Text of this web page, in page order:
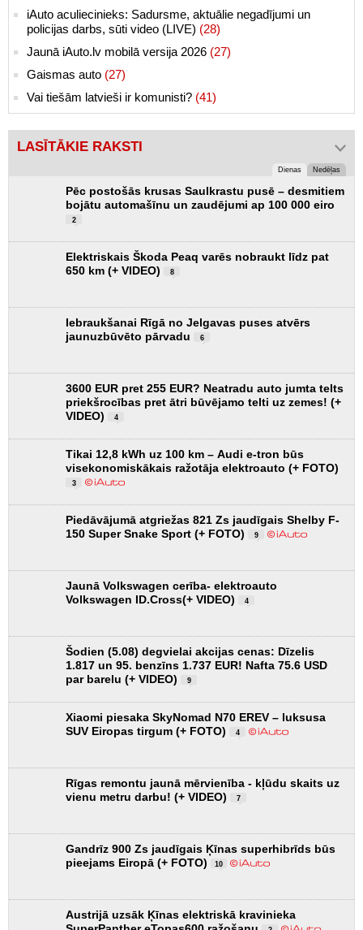
iAuto aculiecinieks: Sadursme, aktuālie negadījumi un
policijas darbs, sūti video (LIVE) (28)
Jaunā iAuto.lv mobilā versija 2026 (27)
Gaismas auto (27)
Vai tiešām latvieši ir komunisti? (41)
LASĪTĀKIE RAKSTI
Dienas Nedēļas
Pēc postošās krusas Saulkrastu pusē – desmitiem
bojātu automašīnu un zaudējumi ap 100 000 eiro
2
Elektriskais Škoda Peaq varēs nobraukt līdz pat
650 km (+ VIDEO)
8
Iebraukšanai Rīgā no Jelgavas puses atvērs
jaunuzbūvēto pārvadu
6
3600 EUR pret 255 EUR? Neatradu auto jumta telts
priekšrocības pret ātri būvējamo telti uz zemes! (+
VIDEO)
4
Tikai 12,8 kWh uz 100 km – Audi e-tron būs
visekonomiskākais ražotāja elektroauto (+ FOTO)
3
Piedāvājumā atgriežas 821 Zs jaudīgais Shelby F-
150 Super Snake Sport (+ FOTO)
9
Jaunā Volkswagen cerība- elektroauto
Volkswagen ID.Cross(+ VIDEO)
4
Šodien (5.08) degvielai akcijas cenas: Dīzelis
1.817 un 95. benzīns 1.737 EUR! Nafta 75.6 USD
par barelu (+ VIDEO)
9
Xiaomi piesaka SkyNomad N70 EREV – luksusa
SUV Eiropas tirgum (+ FOTO)
4
Rīgas remontu jaunā mērvienība - kļūdu skaits uz
vienu metru darbu! (+ VIDEO)
7
Gandrīz 900 Zs jaudīgais Ķīnas superhibrīds būs
pieejams Eiropā (+ FOTO)
10
Austrijā uzsāk Ķīnas elektriskā kravinieka